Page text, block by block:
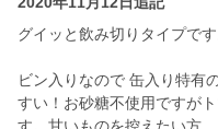
グイッと飲み切りタイプです
ビン入りなので 缶入り特有
すい！お砂糖不使用ですが